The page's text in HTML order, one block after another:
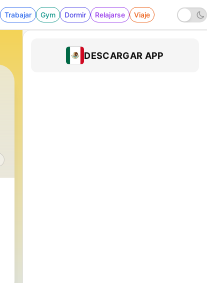
Trabajar Gym Dormir Relajarse Viaje
DESCARGAR APP